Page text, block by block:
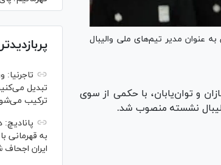
عنوان مدیر تیم‌های ملی والیبال
و توان‌یابان، با حکمی از سوی
نشسته منصوب شد.
تاجرنیا:
ترکیب
به قهرمانی
ایران